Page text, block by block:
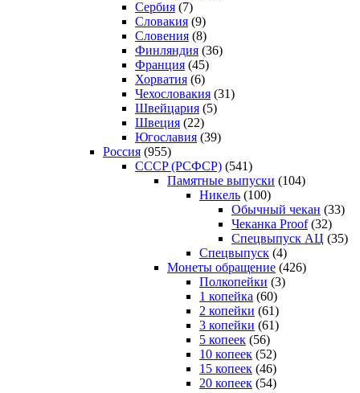
Сербия (7)
Словакия (9)
Словения (8)
Финляндия (36)
Франция (45)
Хорватия (6)
Чехословакия (31)
Швейцария (5)
Швеция (22)
Югославия (39)
Россия (955)
CCCP (РСФСР) (541)
Памятные выпуски (104)
Никель (100)
Обычный чекан (33)
Чеканка Proof(32)
Спецвыпуск АЦ (35)
Спецвыпуск (4)
Монеты обращение (426)
Полкопейки (3)
1 копейка (60)
2 копейки (61)
3 копейки (61)
5 копеек (56)
10 копеек (52)
15 копеек (46)
20 копеек (54)